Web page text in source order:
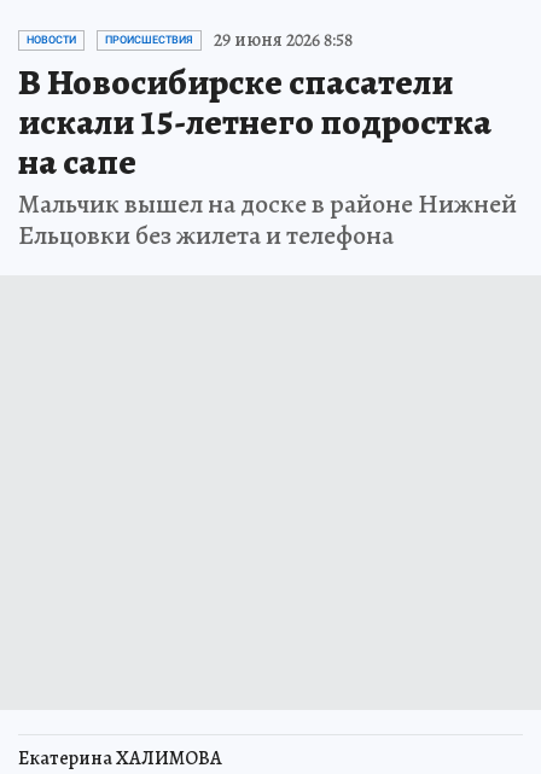
НОВОСТИ ПРОИСШЕСТВИЯ 29 июня 2026 8:58
В Новосибирске спасатели
искали 15-летнего подростка
на сапе
Мальчик вышел на доске в районе Нижней
Ельцовки без жилета и телефона
Екатерина ХАЛИМОВА